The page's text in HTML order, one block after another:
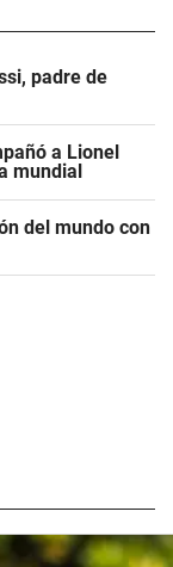
padre de
a Lionel
mundial
del mundo con